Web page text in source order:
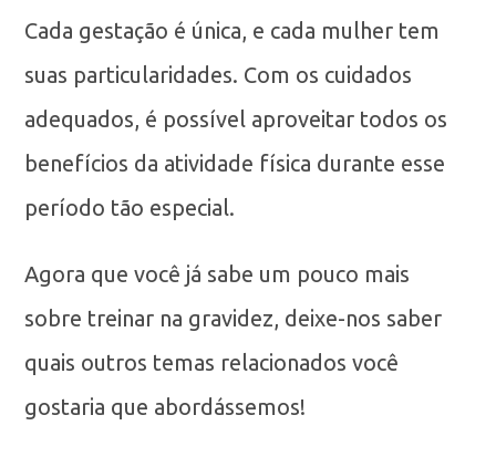
Cada gestação é única, e cada mulher tem
suas particularidades. Com os cuidados
adequados, é possível aproveitar todos os
benefícios da atividade física durante esse
período tão especial.
Agora que você já sabe um pouco mais
sobre treinar na gravidez, deixe-nos saber
quais outros temas relacionados você
gostaria que abordássemos!